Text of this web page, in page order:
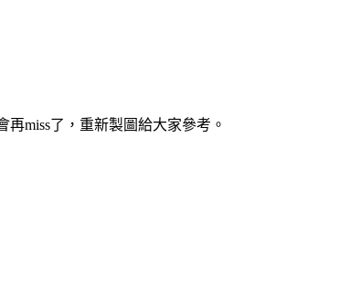
miss了，重新製圖給大家參考。